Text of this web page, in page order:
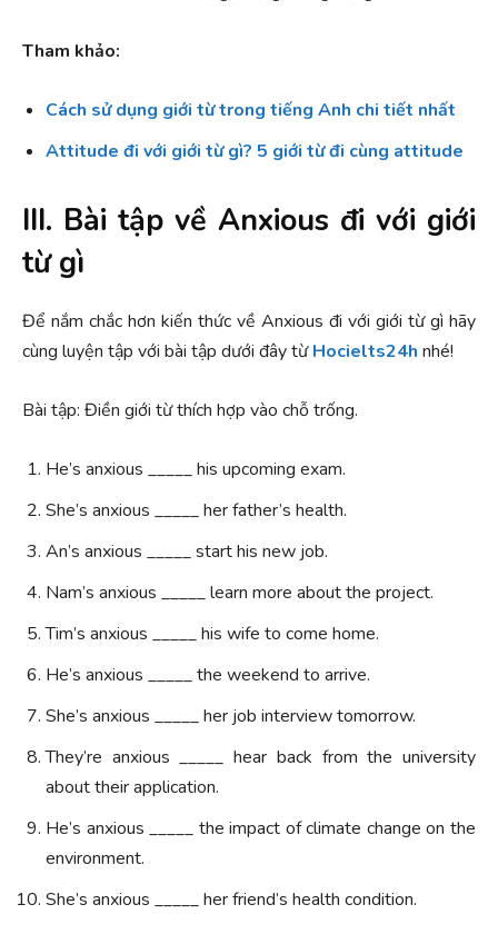
Tham khảo:
Cách sử dụng giới từ trong tiếng Anh chi tiết nhất
Attitude đi với giới từ gì? 5 giới từ đi cùng attitude
III. Bài tập về Anxious đi với giới
từ gì
Để nắm chắc hơn kiến thức về Anxious đi với giới từ gì hãy
cùng luyện tập với bài tập dưới đây từ Hocielts24h nhé!
Bài tập: Điền giới từ thích hợp vào chỗ trống.
He’s anxious _____ his upcoming exam.
She’s anxious _____ her father’s health.
An’s anxious _____ start his new job.
Nam’s anxious _____ learn more about the project.
Tim’s anxious _____ his wife to come home.
He’s anxious _____ the weekend to arrive.
She’s anxious _____ her job interview tomorrow.
They’re anxious _____ hear back from the university
about their application.
He’s anxious _____ the impact of climate change on the
environment.
She’s anxious _____ her friend’s health condition.